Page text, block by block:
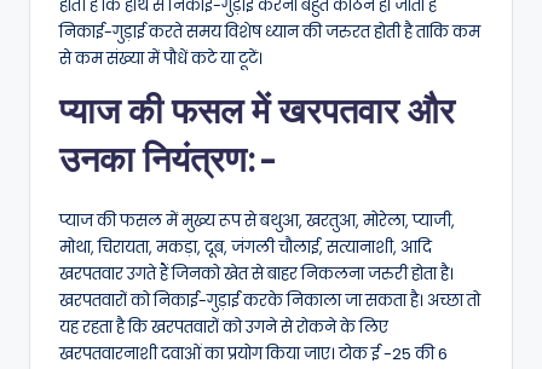
होती है कि हांथ से निकाई-गुड़ाई करना बहुत कठिन हो जाता है
निकाई-गुड़ाई करते समय विशेष ध्यान की जरुरत होती है ताकि कम
से कम संख्या में पौधें कटे या टूटें।
प्याज की फसल में खरपतवार और
उनका नियंत्रण:-
प्याज की फसल में मुख्य रूप से बथुआ, खरतुआ, मोरेला, प्याजी,
मोथा, चिरायता, मकड़ा, दूब, जंगली चौलाई, सत्यानाशी, आदि
खरपतवार उगते हैं जिनको खेत से बाहर निकलना जरुरी होता है।
खरपतवारों को निकाई-गुड़ाई करके निकाला जा सकता है। अच्छा तो
यह रहता है कि खरपतवारों को उगने से रोकने के लिए
खरपतवारनाशी दवाओं का प्रयोग किया जाए। टोक ई -25 की 6